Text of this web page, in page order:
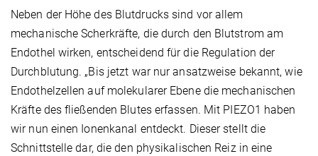
Neben der Höhe des Blutdrucks sind vor allem
mechanische Scherkräfte, die durch den Blutstrom am
Endothel wirken, entscheidend für die Regulation der
Durchblutung. „Bis jetzt war nur ansatzweise bekannt, wie
Endothelzellen auf molekularer Ebene die mechanischen
Kräfte des fließenden Blutes erfassen. Mit PIEZO1 haben
wir nun einen Ionenkanal entdeckt. Dieser stellt die
Schnittstelle dar, die den physikalischen Reiz in eine